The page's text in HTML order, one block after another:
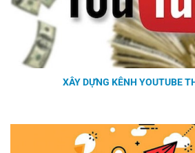
XÂY DỰNG KÊNH YOUTUBE